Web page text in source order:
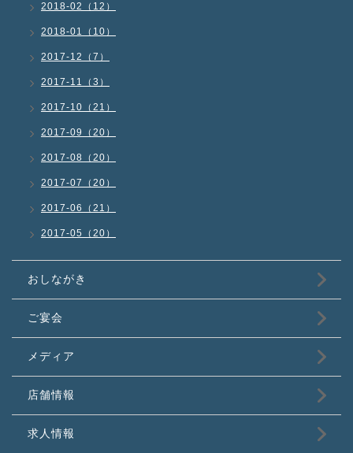
2018-02（12）
2018-01（10）
2017-12（7）
2017-11（3）
2017-10（21）
2017-09（20）
2017-08（20）
2017-07（20）
2017-06（21）
2017-05（20）
おしながき
ご宴会
メディア
店舗情報
求人情報